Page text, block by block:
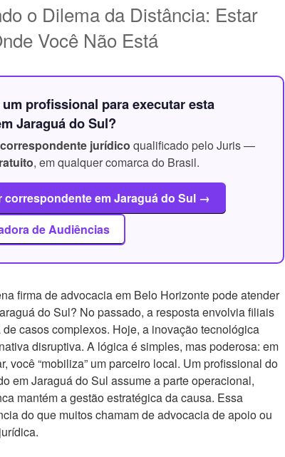
o Dilema da Distância: Estar
Você Não Está
profissional para executar esta
Jaraguá do Sul?
correspondente jurídico qualificado pelo Juris —
, em qualquer comarca do Brasil.
correspondente em Jaraguá do Sul →
de Audiências
firma de advocacia em Belo Horizonte pode atender
do Sul? No passado, a resposta envolvia filiais
casos complexos. Hoje, a inovação tecnológica
disruptiva. A lógica é simples, mas poderosa: em
você “mobiliza” um parceiro local. Um profissional do
em Jaraguá do Sul assume a parte operacional,
mantém a gestão estratégica da causa. Essa
do que muitos chamam de advocacia de apoio ou